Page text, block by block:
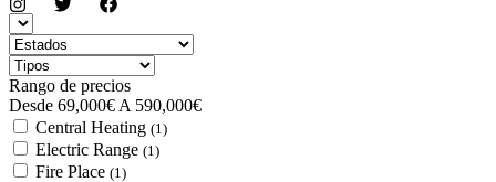
Rango de precios
Desde 69,000€ A 590,000€
Central Heating (1)
Electric Range (1)
Fire Place (1)